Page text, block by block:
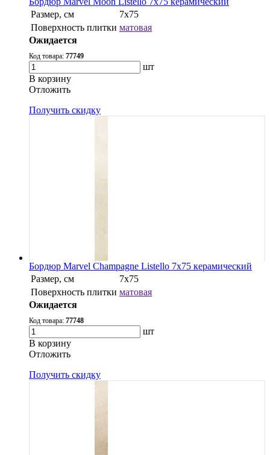
Размер, см
7x75
Поверхность плитки матовая
Ожидается
Код товара: 77749
шт
В корзину
Oтложить
Получить скидку
Бордюр Marvel Champagne Listello 7x75 керамический
Размер, см
7x75
Поверхность плитки матовая
Ожидается
Код товара: 77748
шт
В корзину
Oтложить
Получить скидку